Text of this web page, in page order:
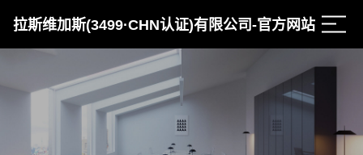
拉斯维加斯(3499·CHN认证)有限公司-官方网站